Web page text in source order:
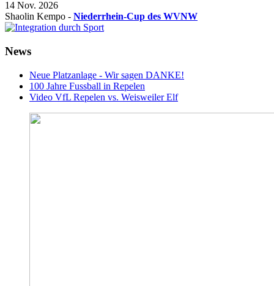
14 Nov. 2026
Shaolin Kempo - Niederrhein-Cup des WVNW
News
Neue Platzanlage - Wir sagen DANKE!
100 Jahre Fussball in Repelen
Video VfL Repelen vs. Weisweiler Elf